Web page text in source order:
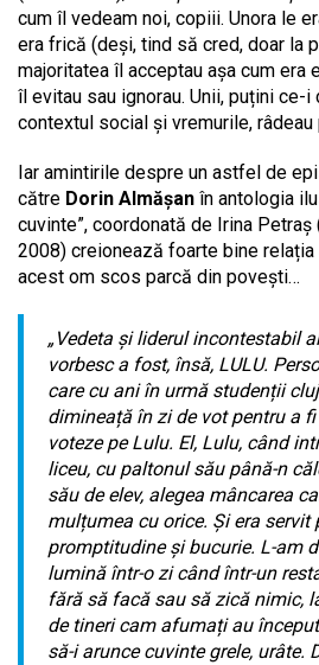
cum îl vedeam noi, copiii. Unora le
era frică (deși, tind să cred, doar la
majoritatea îl acceptau așa cum era
îl evitau sau ignorau. Unii, puțini ce-i
contextul social și vremurile, râdeau
Iar amintirile despre un astfel de
către Dorin Almășan în antologia
cuvinte”, coordonată de Irina
2008) creionează foarte bine relația
acest om scos parcă din povești…
„Vedeta și liderul incontestabil
vorbesc a fost, însă, LULU.
care cu ani în urmă studenții
dimineață în zi de vot pentru a
voteze pe Lulu. El, Lulu, când
liceu, cu paltonul său până-n
său de elev, alegea mâncarea
mulțumea cu orice. Și era servit
promptitudine și bucurie. L-am
lumină într-o zi când într-un
fără să facă sau să zică nimic,
de tineri cam afumați au
să-i arunce cuvinte grele, urâte.